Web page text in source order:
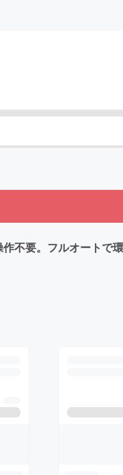
不要。フルオートで